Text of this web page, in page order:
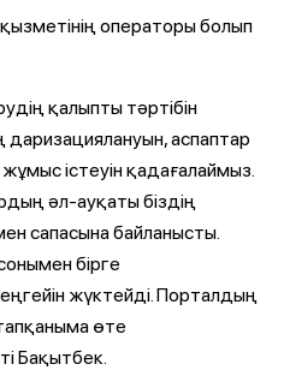
операторы болып
қалыпты тәртібін
аспаптар
істеуін қадағалаймыз.
әл-ауқаты біздің
сапасына байланысты.
бірге
жүктейді. Порталдың
өте
Бақытбек.